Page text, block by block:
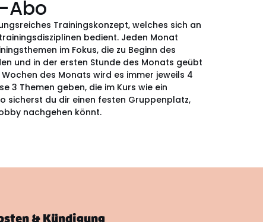
Abo
Trainingskonzept, welches sich an
bedient. Jeden Monat
im Fokus, die zu Beginn des
und in der ersten Stunde des Monats geübt
des Monats wird es immer jeweils 4
3 Themen geben, die im Kurs wie ein
sicherst du dir einen festen Gruppenplatz,
nachgehen könnt.
& Kündigung